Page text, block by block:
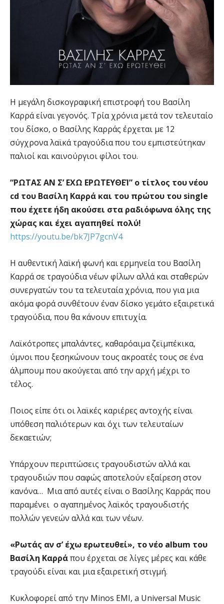
Η μεγάλη δισκογραφική επιστροφή του Βασίλη
Καρρά είναι γεγονός. Τρία χρόνια μετά τον τελευταίο
του δίσκο, ο Βασίλης Καρράς έρχεται με 12
σύγχρονα λαϊκά τραγούδια που του εμπιστεύτηκαν
παλιοί και καινούργιοι φίλοι του.
“ΡΩΤΑΣ ΑΝ Σ’ ΕΧΩ ΕΡΩΤΕΥΘΕΊ” ο τίτλος του νέου
cd του Βασίλη Καρρά και του πρώτου του single
που έχετε ήδη ακούσει στα ραδιόφωνα όλης της
χώρας και έχει αγαπηθεί πολύ!
https://youtu.be/bk7JP7gcnV4
Η αυθεντική λαϊκή φωνή και ερμηνεία του Βασίλη
Καρρά σε τραγούδια νέων φίλων αλλά και σταθερών
συνεργατών του τα τελευταία χρόνια, που για μια
ακόμα φορά συνθέτουν έναν δίσκο γεμάτο εξαιρετικά
τραγούδια, που θα κάνουν επιτυχία.
Λαϊκότροπες μπαλάντες, καθαρόαιμα ζεϊμπέκικα,
ύμνοι που ξεσηκώνουν τους ακροατές τους σε ένα
άλμπουμ που ακούγεται από την αρχή μέχρι το
τέλος.
Ποιος είπε ότι οι λαϊκές καριέρες αντοχής είναι
υπόθεση παλιότερων και όχι των τελευταίων
δεκαετιών;
Υπάρχουν περιπτώσεις τραγουδιστών αλλά και
τραγουδιών που σαφώς αποτελούν εξαίρεση στον
κανόνα… Μια από αυτές είναι ο Βασίλης Καρράς που
παραμένει ο αγαπημένος λαϊκός τραγουδιστής
πολλών γενεών αλλά και των νέων.
«Ρωτάς αν σ’ έχω ερωτευθεί», το νέο album του
Βασίλη Καρράπου έρχεται σε λίγες μέρες και κάθε
τραγούδι είναι και μια εξαιρετική στιγμή.
Κυκλοφορεί από την Minos EMI, a Universal Music